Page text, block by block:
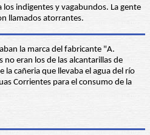
indigentes y vagabundos. La gente
llamados atorrantes.
la marca del fabricante "A.
no eran los de las alcantarillas de
la cañeria que llevaba el agua del río
Corrientes para el consumo de la